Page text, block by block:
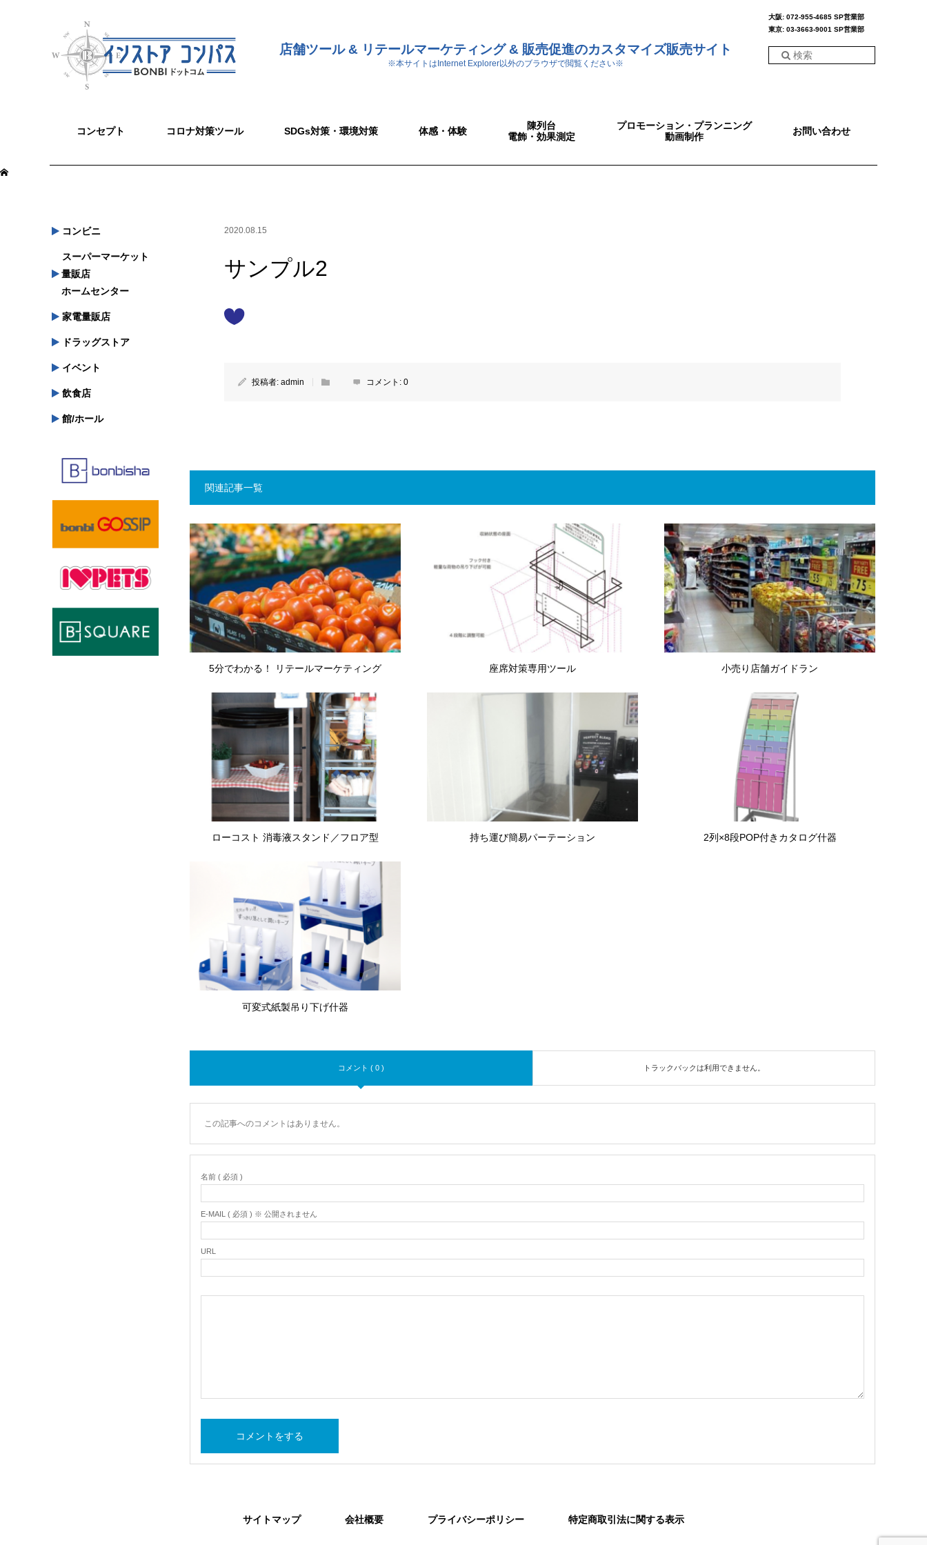
店舗ツール & リテールマーケティング & 販売促進のカスタマイズ販売サイト
※本サイトはInternet Explorer以外のブラウザで閲覧ください※
大阪: 072-955-4685 SP営業部
東京: 03-3663-9001 SP営業部
コンセプト コロナ対策ツール SDGs対策・環境対策 体感・体験
陳列台
電飾・効果測定
プロモーション・プランニング
動画制作
お問い合わせ
2020.08.15
サンプル2
投稿者: admin コメント: 0
関連記事一覧
5分でわかる！ リテールマーケティング 座席対策専用ツール 小売り店舗ガイドラン
ローコスト 消毒液スタンド／フロア型 持ち運び簡易パーテーション 2列×8段POP付きカタログ什器
可変式紙製吊り下げ什器
コメント ( 0 ) トラックバックは利用できません。
この記事へのコメントはありません。
名前 ( 必須 )
E-MAIL ( 必須 ) ※ 公開されません
URL
コンビニ
スーパーマーケット
量販店
ホームセンター
家電量販店
ドラッグストア
イベント
飲食店
館/ホール
サイトマップ 会社概要 プライバシーポリシー 特定商取引法に関する表示